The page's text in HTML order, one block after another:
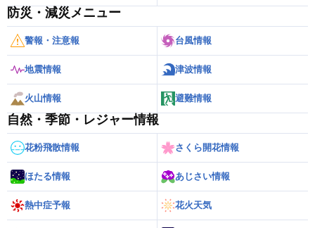
防災・減災メニュー
警報・注意報 台風情報
地震情報 津波情報
火山情報 避難情報
自然・季節・レジャー情報
花粉飛散情報 さくら開花情報
ほたる情報 あじさい情報
熱中症予報 花火天気